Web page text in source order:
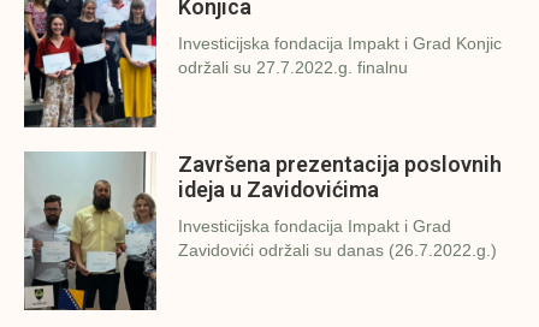
Konjica
Investicijska fondacija Impakt i Grad Konjic
održali su 27.7.2022.g. finalnu
Završena prezentacija poslovnih
ideja u Zavidovićima
Investicijska fondacija Impakt i Grad
Zavidovići održali su danas (26.7.2022.g.)